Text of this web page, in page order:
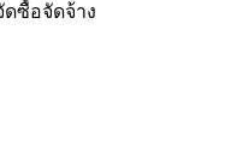
ซื้อจัดจ้าง